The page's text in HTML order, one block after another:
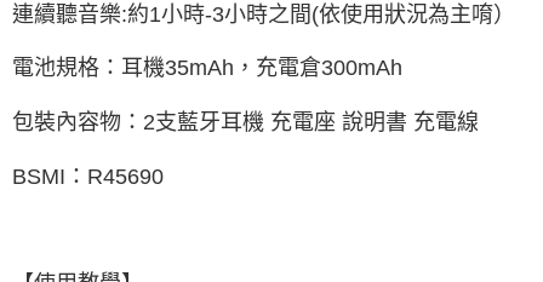
連續聽音樂:約1小時-3小時之間(依使用狀況為主唷）
電池規格：耳機35mAh，充電倉300mAh
包裝內容物：2支藍牙耳機 充電座 說明書 充電線
BSMI：R45690